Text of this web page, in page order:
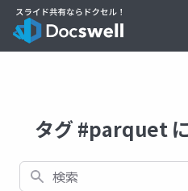
タグ #parquet
検索